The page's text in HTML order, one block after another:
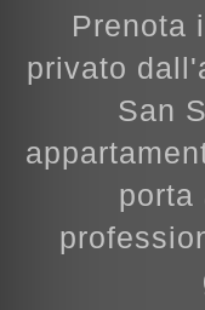
Prenota
privato
San
porta